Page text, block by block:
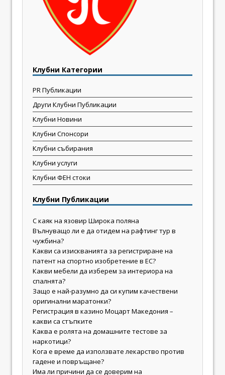
Клубни Категории
PR Публикации
Други Клубни Публикации
Клубни Новини
Клубни Спонсори
Клубни събирания
Клубни услуги
Клубни ФЕН стоки
Клубни Публикации
С каяк на язовир Широка поляна
Вълнуващо ли е да отидем на рафтинг тур в
чужбина?
Какви са изискванията за регистриране на
патент на спортно изобретение в ЕС?
Какви мебели да изберем за интериора на
спалнята?
Защо е най-разумно да си купим качествени
оригинални маратонки?
Регистрация в казино Моцарт Македония –
какви са стъпките
Каква е ролята на домашните тестове за
наркотици?
Кога е време да използвате лекарство против
гадене и повръщане?
Има ли причини да се доверим на